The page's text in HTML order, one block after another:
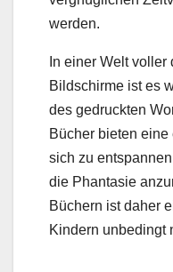
werden.
In einer Welt
Bildschirme ist es
des gedruckten
Bücher bieten
sich zu
die Phantasie
Büchern ist daher
Kindern unbedingt